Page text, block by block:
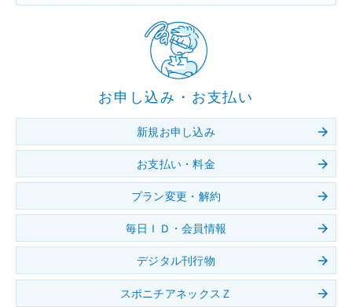
お申し込み・お支払い
新規お申し込み
お支払い・料金
プラン変更・解約
毎日ＩＤ・会員情報
デジタル刊行物
スポニチアネックスＺ